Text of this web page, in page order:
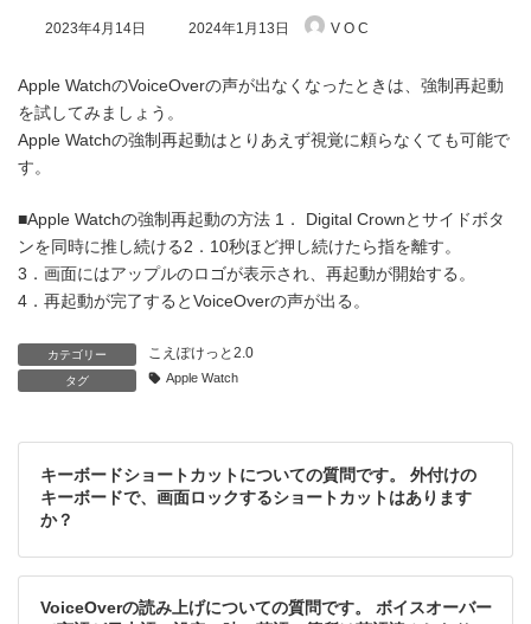
2023年4月14日
最
新
:
2024年1月13日 V O C
Apple WatchのVoiceOverの声が出なくなったときは、強制再起動
を試してみましょう。
Apple Watchの強制再起動はとりあえず視覚に頼らなくても可能で
す。
■Apple Watchの強制再起動の方法 1． Digital Crownとサイドボタ
ンを同時に推し続ける2．10秒ほど押し続けたら指を離す。
3．画面にはアップルのロゴが表示され、再起動が開始する。
4．再起動が完了するとVoiceOverの声が出る。
カテゴリー こえぽけっと2.0
タグ Apple Watch
キーボードショートカットについての質問です。 外付けの
キーボードで、画面ロックするショートカットはあります
か？
VoiceOverの読み上げについての質問です。 ボイスオーバー